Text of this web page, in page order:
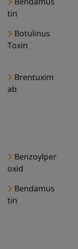
tin
Botulinus
Toxin
Brentuxim
ab
Benzoylper
oxid
Bendamus
tin